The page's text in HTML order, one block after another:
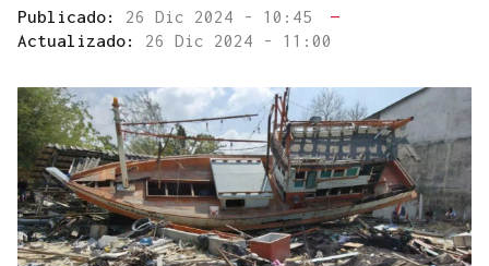
Publicado: 26 Dic 2024 - 10:45
—
Actualizado: 26 Dic 2024 - 11:00